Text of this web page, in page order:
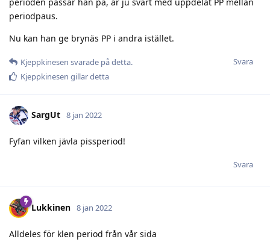
periodpaus.
Nu kan han ge brynäs PP i andra istället.
Svara
Kjeppkinesen svarade på detta.
Kjeppkinesen gillar detta
SargUt 8 jan 2022
Fyfan vilken jävla pissperiod!
Svara
Lukkinen 8 jan 2022
Alldeles för klen period från vår sida